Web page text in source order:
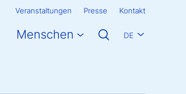
Veranstaltungen Presse Kontakt
Menschen DE